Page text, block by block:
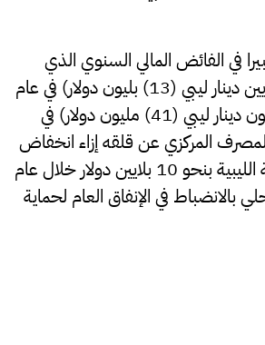
في الفائض المالي السنوي الذي
انخفض من 6.5 بلايين دينار ليبي (13) بليون دولار) في عام
2022 إلى 200 مليون دينار ليبي (41) مليون دولار) في
المصرف المركزي عن قلقه إزاء انخفاض
الاحتياطيات الأجنبية الليبية بنحو 10 بلايين دولار خلال عام
بالانضباط في الإنفاق العام لحماية